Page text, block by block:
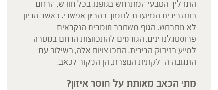
התהליך הטבעי המתרחש בגופנו. בכל חודש, הרחם
בונה רירית המיועדת לתמוך בהריון אפשרי. כאשר הריון
לא מתרחש, הגוף משחרר חומרים הנקראים
פרוסטגלנדינים, הגורמים להתכווצות הרחם במטרה
לסייע בניתוק הרירית. התכווצויות אלה, בשילוב עם
התגובה הדלקתית הנוצרת, הן המקור לכאב.
מתי הכאב מאותת על חוסר איזון?